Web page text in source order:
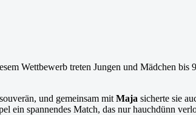
Wettbewerb treten Jungen und Mädchen
und gemeinsam mit Maja sicherte sie
ein spannendes Match, das nur hauchdünn